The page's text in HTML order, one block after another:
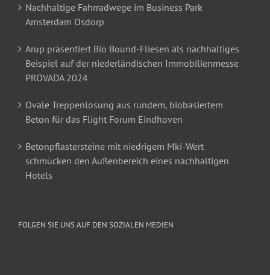
Nachhaltige Fahrradwege im Business Park
Amsterdam Osdorp
Arup präsentiert Bio Bound-Fliesen als nachhaltiges
Beispiel auf der niederländischen Immobilienmesse
PROVADA 2024
Ovale Treppenlösung aus rundem, biobasiertem
Beton für das Flight Forum Eindhoven
Betonpflastersteine mit niedrigem Mki-Wert
schmücken den Außenbereich eines nachhaltigen
Hotels
FOLGEN SIE UNS AUF DEN SOZIALEN MEDIEN